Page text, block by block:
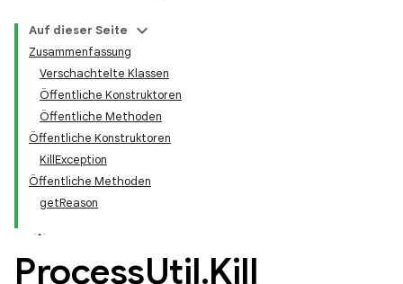
Auf dieser Seite
Zusammenfassung
Verschachtelte Klassen
Öffentliche Konstruktoren
Öffentliche Methoden
Öffentliche Konstruktoren
KillException
Öffentliche Methoden
getReason
ProcessUtil.Kill